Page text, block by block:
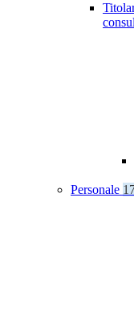
Personale